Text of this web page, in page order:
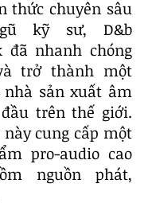
thức chuyên sâu
kỹ sư, D&b
đã nhanh chóng
trở thành một
sản xuất âm
trên thế giới.
cung cấp một
pro-audio cao
nguồn phát,